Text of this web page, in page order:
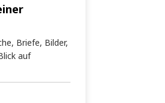
Briefe, Bilder,
auf